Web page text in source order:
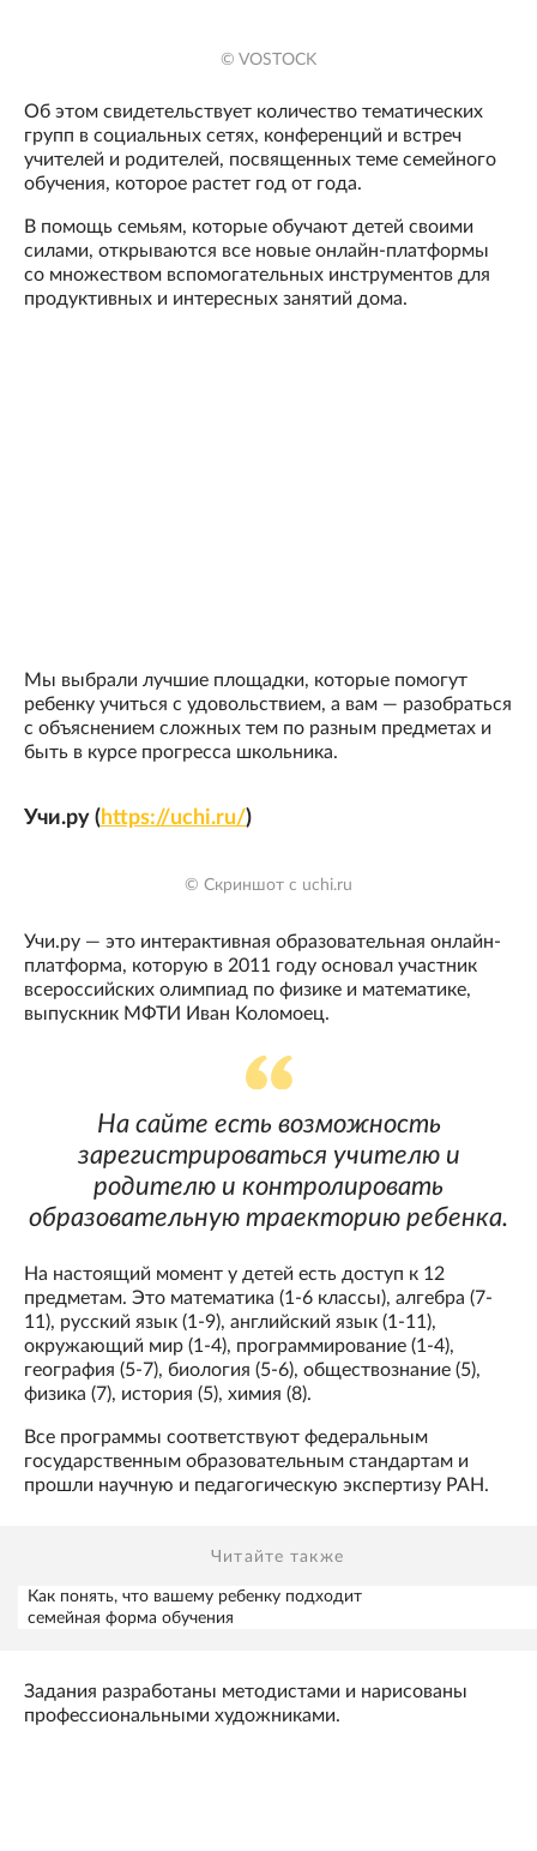
© VOSTOCK
Об этом свидетельствует количество тематических
групп в социальных сетях, конференций и встреч
учителей и родителей, посвященных теме семейного
обучения, которое растет год от года.
В помощь семьям, которые обучают детей своими
силами, открываются все новые онлайн-платформы
со множеством вспомогательных инструментов для
продуктивных и интересных занятий дома.
Мы выбрали лучшие площадки, которые помогут
ребенку учиться с удовольствием, а вам — разобраться
с объяснением сложных тем по разным предметах и
быть в курсе прогресса школьника.
Учи.ру ( https://uchi.ru/)
© Скриншот с uchi.ru
Учи.ру — это интерактивная образовательная онлайн-
платформа, которую в 2011 году основал участник
всероссийских олимпиад по физике и математике,
выпускник МФТИ Иван Коломоец.
На сайте есть возможность
зарегистрироваться учителю и
родителю и контролировать
образовательную траекторию ребенка.
На настоящий момент у детей есть доступ к 12
предметам. Это математика (1-6 классы), алгебра (7-
11), русский язык (1-9), английский язык (1-11),
окружающий мир (1-4), программирование (1-4),
география (5-7), биология (5-6), обществознание (5),
физика (7), история (5), химия (8).
Все программы соответствуют федеральным
государственным образовательным стандартам и
прошли научную и педагогическую экспертизу РАН.
Читайте также
Как понять, что вашему ребенку подходит
семейная форма обучения
Задания разработаны методистами и нарисованы
профессиональными художниками.